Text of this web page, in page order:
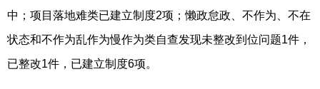
中；项目落地难类已建立制度2项；懒政怠政、不作为、不在
状态和不作为乱作为慢作为类自查发现未整改到位问题1件，
已整改1件，已建立制度6项。